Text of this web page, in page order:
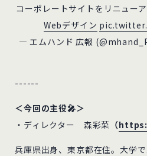
コーポレートサイトをリニューア
Webデザイン
— エムハンド 広報
------
＜今回の主役🎤＞
・ディレクター 森彩菜 （
兵庫県出身、東京都在住。大学